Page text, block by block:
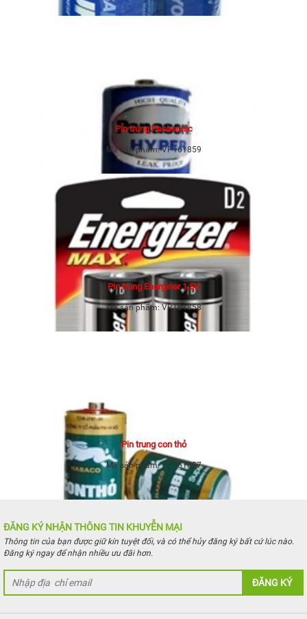
Pin trung Panasonic
Mã sản phẩm:VP161859
Pin trung Energiner 1,5V
Mã sản phẩm:VP161858
Pin trung con thỏ
Mã sản phẩm:VP161857
ĐĂNG KÝ NHẬN THÔNG TIN KHUYỄN MẠI
Thông tin của bạn được giữ kín tuyệt đối, và có thể hủy đăng ký bất cứ lúc nào.
Đăng ký ngay để nhận nhiều ưu đãi hơn.
ĐĂNG KÝ